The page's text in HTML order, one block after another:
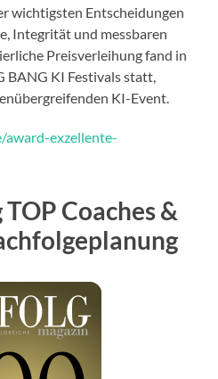
wichtigsten Entscheidungen
Integrität und messbaren
Preisverleihung fand in
BANG KI Festivals statt,
KI-Event.
award-exzellente-
Coaches &